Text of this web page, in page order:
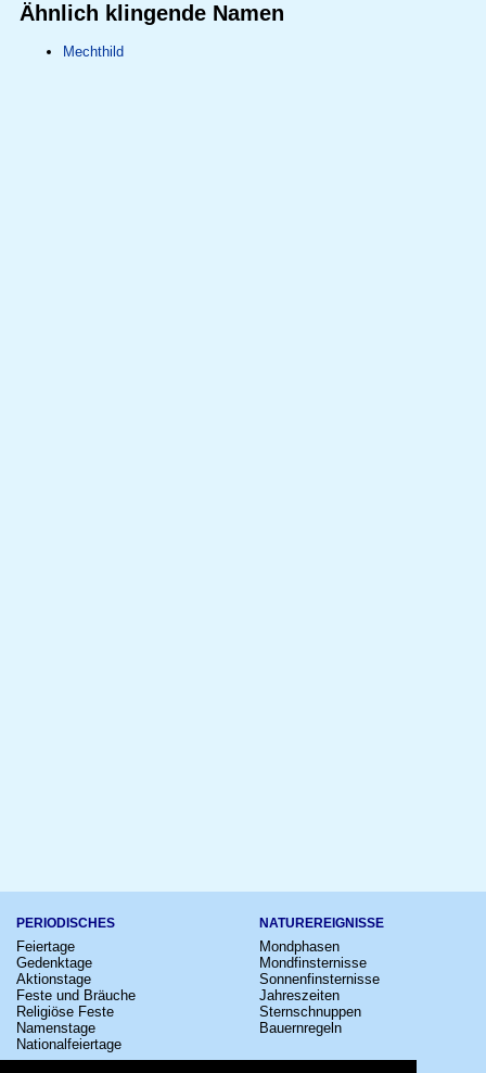
Ähnlich klingende Namen
Mechthild
PERIODISCHES
Feiertage
Gedenktage
Aktionstage
Feste und Bräuche
Religiöse Feste
Namenstage
Nationalfeiertage
NATUREREIGNISSE
Mondphasen
Mondfinsternisse
Sonnenfinsternisse
Jahreszeiten
Sternschnuppen
Bauernregeln